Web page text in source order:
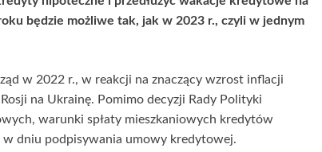
będzie możliwe tak, jak w 2023 r., czyli w jednym
w 2022 r., w reakcji na znaczący wzrost inflacji
na Ukrainę. Pomimo decyzji Rady Polityki
warunki spłaty mieszkaniowych kredytów
w dniu podpisywania umowy kredytowej.